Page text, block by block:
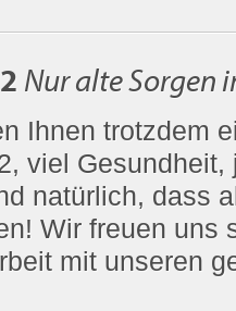
Nur alte Sorgen
Ihnen trotzdem
viel
natürlich, dass
Wir freuen uns
mit unseren